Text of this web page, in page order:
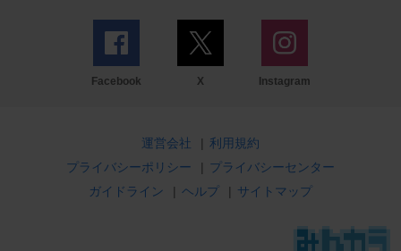
Facebook X Instagram
運営会社 | 利用規約
プライバシーポリシー
| プライバシーセンター
ガイドライン
| ヘルプ | サイトマップ